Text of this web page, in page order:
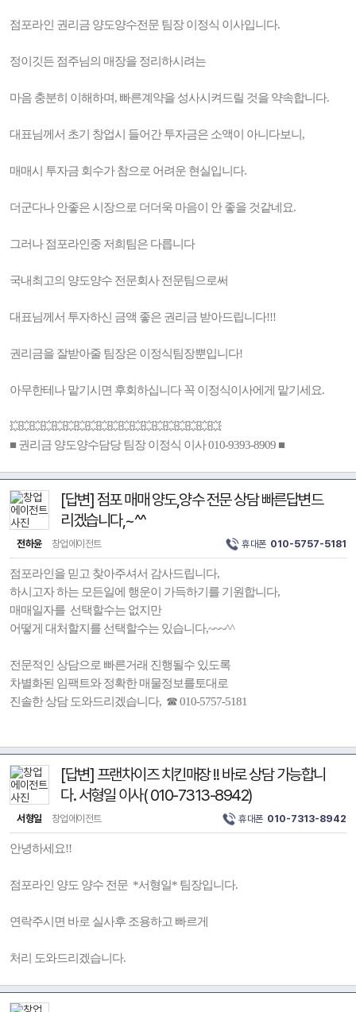
점포라인 권리금 양도양수전문 팀장 이정식 이사입니다.
정이깃든 점주님의 매장을 정리하시려는
마음 충분히 이해하며, 빠른계약을 성사시켜드릴 것을 약속합니다.
대표님께서 초기 창업시 들어간 투자금은 소액이 아니다보니,
매매시 투자금 회수가 참으로 어려운 현실입니다.
더군다나 안좋은 시장으로 더더욱 마음이 안 좋을 것같네요.
그러나 점포라인중 저희팀은 다릅니다
국내최고의 양도양수 전문회사 전문팀으로써
대표님께서 투자하신 금액 좋은 권리금 받아드립니다!!!
권리금을 잘받아줄 팀장은 이정식팀장뿐입니다!
아무한테나 맡기시면 후회하십니다 꼭 이정식이사에게 맡기세요.
💥💥💥💥💥💥💥💥💥💥💥💥💥💥💥💥💥💥💥
■ 권리금 양도양수담당 팀장 이정식 이사 010-9393-8909 ■
[답변] 점포 매매 양도,양수 전문 상담 빠른답변드
리겠습니다,~^^
전하윤 창업에이전트 휴대폰 010-5757-5181
점포라인을 믿고 찾아주셔서 감사드립니다,
하시고자 하는 모든일에 행운이 가득하기를 기원합니다,
매매일자를 선택할수는 없지만
어떻게 대처할지를 선택할수는 있습니다,~~~^^
전문적인 상담으로 빠른거래 진행될수 있도록
차별화된 임팩트와 정확한 매물정보를토대로
진솔한 상담 도와드리겠습니다, ☎ 010-5757-5181
[답변] 프랜차이즈 치킨매장 !! 바로 상담 가능합니
다. 서형일 이사( 010-7313-8942)
서형일 창업에이전트 휴대폰 010-7313-8942
안녕하세요!!
점포라인 양도 양수 전문 *서형일* 팀장입니다.
연락주시면 바로 실사후 조용하고 빠르게
처리 도와드리겠습니다.